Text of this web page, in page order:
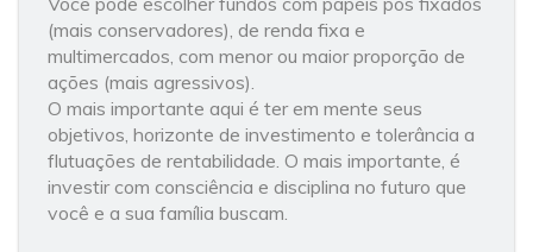
(mais conservadores), de renda fixa e
multimercados, com menor ou maior proporção de
ações (mais agressivos).
O mais importante aqui é ter em mente seus
objetivos, horizonte de investimento e tolerância a
flutuações de rentabilidade. O mais importante, é
investir com consciência e disciplina no futuro que
você e a sua família buscam.